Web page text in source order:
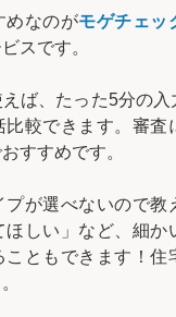
めなのがモゲチェッ
スです。
えば、たった5分の
較できます。審査
すすめです。
プが選べないので教
しい」など、細か
こともできます！